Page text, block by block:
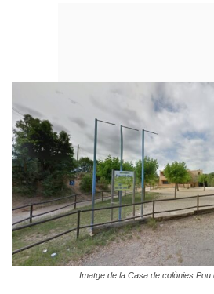
Imatge de la Casa de colònies Pou